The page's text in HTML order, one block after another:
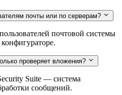
почты или по серверам?
почтовой системы
проверяет вложения?
Suite — система
сообщений.